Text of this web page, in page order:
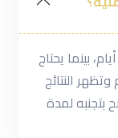
تبدأ العودة للنشاط اليومي بعد 7 إلى 10 أيام، بينما يحتاج
وتظهر النتائج
بتجنبه لمدة